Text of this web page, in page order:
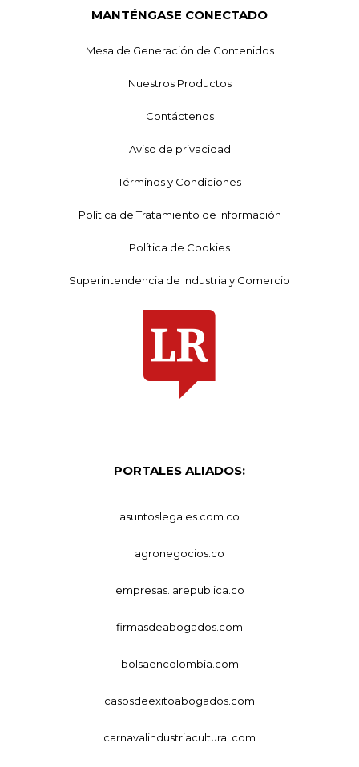
MANTÉNGASE CONECTADO
Mesa de Generación de Contenidos
Nuestros Productos
Contáctenos
Aviso de privacidad
Términos y Condiciones
Política de Tratamiento de Información
Política de Cookies
Superintendencia de Industria y Comercio
PORTALES ALIADOS:
asuntoslegales.com.co
agronegocios.co
empresas.larepublica.co
firmasdeabogados.com
bolsaencolombia.com
casosdeexitoabogados.com
carnavalindustriacultural.com